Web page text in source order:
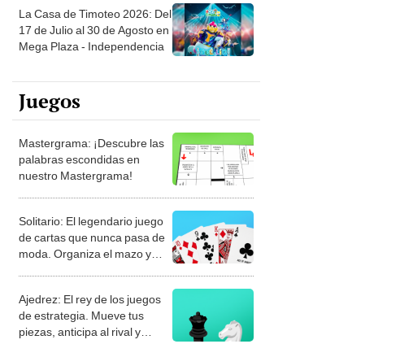
La Casa de Timoteo 2026: Del
17 de Julio al 30 de Agosto en
Mega Plaza - Independencia
Juegos
Mastergrama: ¡Descubre las
palabras escondidas en
nuestro Mastergrama!
Solitario: El legendario juego
de cartas que nunca pasa de
moda. Organiza el mazo y
Ajedrez: El rey de los juegos
de estrategia. Mueve tus
piezas, anticipa al rival y